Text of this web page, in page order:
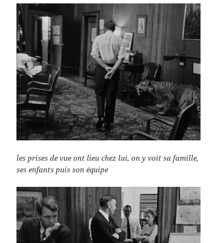
les prises de vue ont lieu chez lui, on y voit sa famille,
ses enfants puis son équipe